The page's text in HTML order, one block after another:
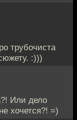
трубочиста
:)))
Или дело
хочется?! =)